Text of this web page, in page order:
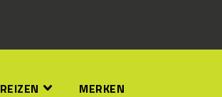
REIZEN MERKEN